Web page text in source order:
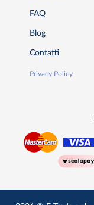
FAQ
Blog
Contatti
Privacy Policy